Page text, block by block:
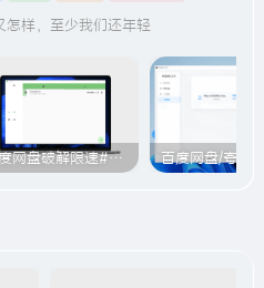
怎样，至少我们还年轻
百度网盘破解限速#突破官方限速#满速下载#A614